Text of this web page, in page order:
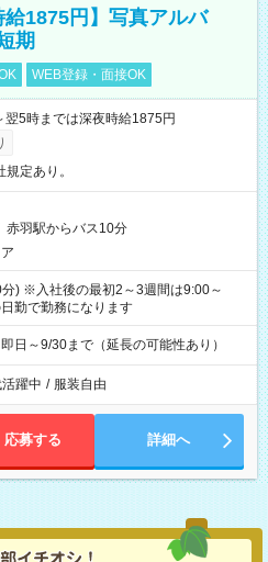
給1875円】写真アルバ
期
WEB登録・面接OK
5時までは深夜時給1875円
定あり。
赤羽駅からバス10分
) ※入社後の最初2～3週間は9:00～
勤で勤務になります
日～9/30まで（延長の可能性あり）
躍中 / 服装自由
応募する 詳細へ